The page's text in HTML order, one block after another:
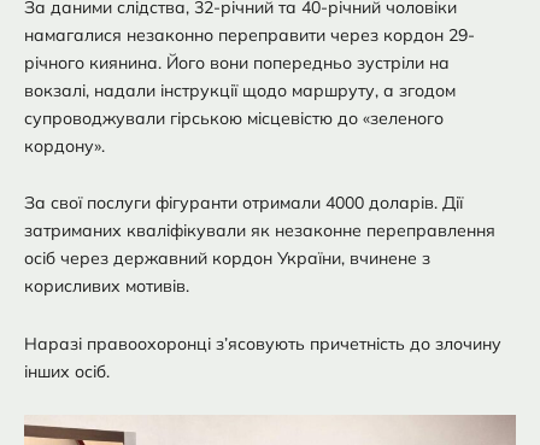
За даними слідства, 32-річний та 40-річний чоловіки
намагалися незаконно переправити через кордон 29-
річного киянина. Його вони попередньо зустріли на
вокзалі, надали інструкції щодо маршруту, а згодом
супроводжували гірською місцевістю до «зеленого
кордону».
За свої послуги фігуранти отримали 4000 доларів. Дії
затриманих кваліфікували як незаконне переправлення
осіб через державний кордон України, вчинене з
корисливих мотивів.
Наразі правоохоронці з’ясовують причетність до злочину
інших осіб.